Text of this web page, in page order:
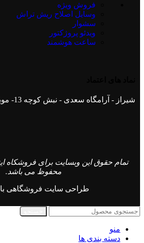
فروش ویژه
وسایل اصلاح ریش تراش
سشوار
ویدئو پروژکتور
ساعت هوشمند
شیراز - آرامگاه سعدی - نبش کوچه 13- موبایل پدرام
تمام حقوق این وبسایت برای فروشکاه
محفوظ می باشد.
طراحی سایت فروشگاهی
منو
دسته بندی ها